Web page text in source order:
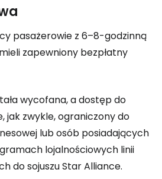
pasażerowie z 6–8-godzinną
zapewniony bezpłatny
wycofana, a dostęp do
jak zwykle, ograniczony do
lub osób posiadających
lojalnościowych linii
do sojuszu Star Alliance.